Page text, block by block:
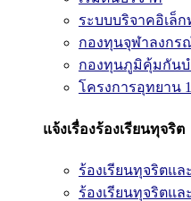
ระบบบริจาคอิเล็
กองทุนจุฬาลงก
กองทุนภูมิคุ้มกันบ
โครงการอุทยาน
แจ้งเรื่องร้องเรียนทุจริต
ร้องเรียนทุจริตแ
ร้องเรียนทุจริตแ